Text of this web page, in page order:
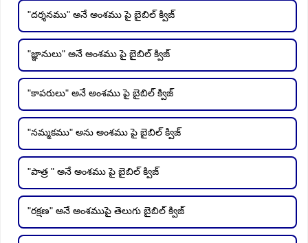
"దర్శనము" అనే అంశము పై బైబిల్ క్విజ్
"జ్ఞానులు" అనే అంశము పై బైబిల్ క్విజ్
"కాపరులు" అనే అంశము పై బైబిల్ క్విజ్
"నమ్మకము" అను అంశము పై బైబిల్ క్విజ్
"పాత్ర " అనే అంశము పై బైబిల్ క్విజ్
"రక్షణ" అనే అంశముపై తెలుగు బైబిల్ క్విజ్